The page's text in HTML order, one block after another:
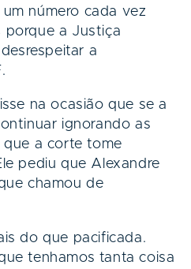
número cada vez
porque a Justiça
a
na ocasião que se a
ignorando as
que a corte tome
pediu que Alexandre
chamou de
do que pacificada.
tenhamos tanta coisa